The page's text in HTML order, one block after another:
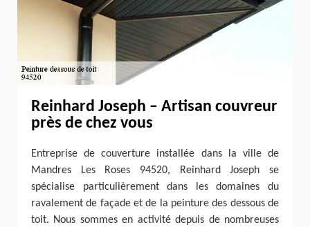
Reinhard Joseph – Artisan couvreur
près de chez vous
Entreprise de couverture installée dans la ville de
Mandres Les Roses 94520, Reinhard Joseph se
spécialise particulièrement dans les domaines du
ravalement de façade et de la peinture des dessous de
toit. Nous sommes en activité depuis de nombreuses